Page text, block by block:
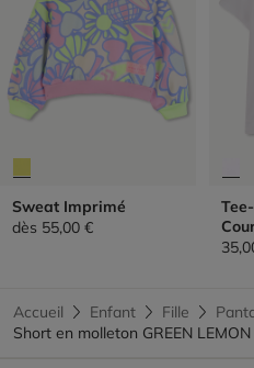
Sweat Imprimé
dès 55,00 €
Accueil Enfant Fille
Short en molleton GREEN LEMON